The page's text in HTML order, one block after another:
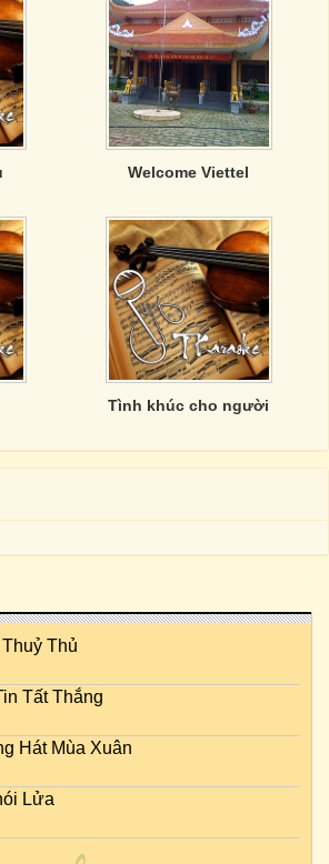
Welcome Viettel
Tình khúc cho người
Thủ
Tất Thắng
Hát Mùa Xuân
Lửa